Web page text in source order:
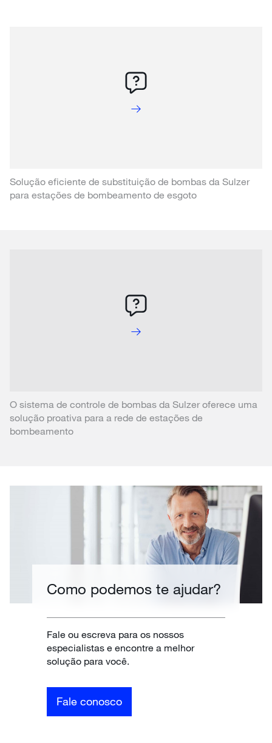
Solução eficiente de substituição de bombas da Sulzer
para estações de bombeamento de esgoto
O sistema de controle de bombas da Sulzer oferece uma
solução proativa para a rede de estações de
bombeamento
Como podemos te ajudar?
Fale ou escreva para os nossos
especialistas e encontre a melhor
solução para você.
Fale conosco